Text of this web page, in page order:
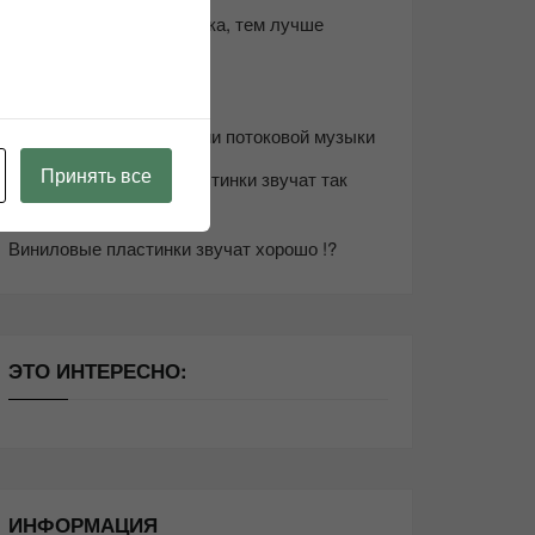
Чем дороже аудиотехника, тем лучше
10 способов оптимизации потоковой музыки
Почему виниловые пластинки звучат так
хорошо?
Виниловые пластинки звучат хорошо !?
ЭТО ИНТЕРЕСНО:
ИНФОРМАЦИЯ
Принять все